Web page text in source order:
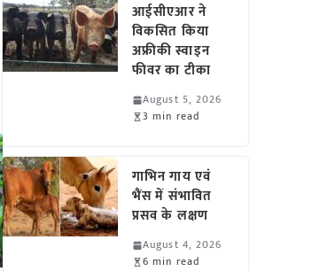
आईसीएआर ने
विकसित किया
अफ्रीकी स्वाइन
फीवर का टीका
August 5, 2026
3 min read
गाभिन गाय एवं
भैंस में संभावित
प्रसव के लक्षण
August 4, 2026
6 min read